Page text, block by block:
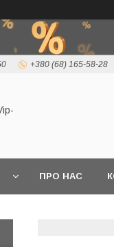
+380 (68) 165-58-28
ПРО НАС